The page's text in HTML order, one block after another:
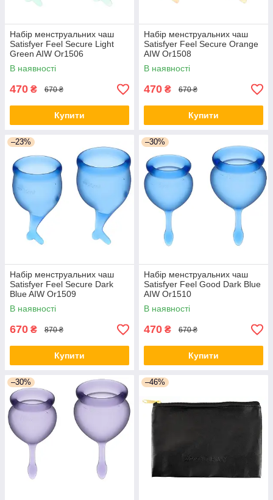
Набір менструальних чаш
Satisfyer Feel Secure Light
Green AIW Or1506
В наявності
470 ₴ 670 ₴
Купити
Набір менструальних чаш
Satisfyer Feel Secure Orange
AIW Or1508
В наявності
470 ₴ 670 ₴
Купити
–23%
Набір менструальних чаш
Satisfyer Feel Secure Dark
Blue AIW Or1509
В наявності
670 ₴ 870 ₴
Купити
–30%
Набір менструальних чаш
Satisfyer Feel Good Dark Blue
AIW Or1510
В наявності
470 ₴ 670 ₴
Купити
–30% –46%